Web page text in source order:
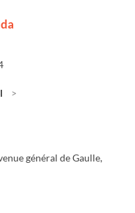
général de Gaulle,